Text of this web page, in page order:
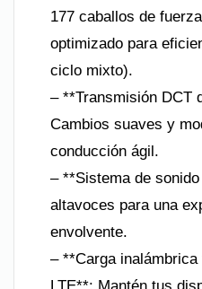
177 caballos de
optimizado para
ciclo mixto).
– **Transmisión DCT
Cambios suaves y
conducción ágil.
– **Sistema de
altavoces para una
envolvente.
– **Carga